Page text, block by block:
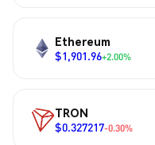
Ethereum
$1,901.96+2.00%
TRON
$0.327217-0.30%